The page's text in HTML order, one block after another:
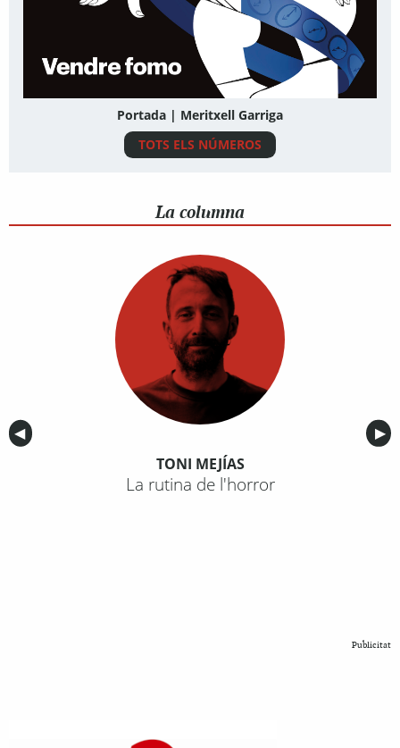
Portada | Meritxell Garriga
TOTS ELS NÚMEROS
La columna
Anterior
◀︎ ▶︎
TONI MEJÍAS
La rutina de l'horror
Publicitat